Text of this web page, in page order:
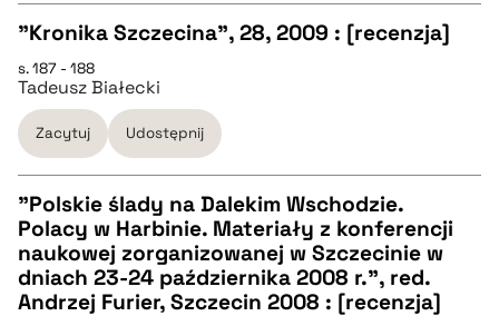
BIBTEX
pobierz cytat
CZYSTY TEKST
pobierz cytat
BIBTEX
pobierz cytat
"Kronika Szczecina", 28, 2009 : [recenzja]
s. 187 - 188
Tadeusz Białecki
Zacytuj Udostępnij
CZYSTY TEKST
pobierz cytat
"Polskie ślady na Dalekim Wschodzie.
Polacy w Harbinie. Materiały z konferencji
naukowej zorganizowanej w Szczecinie w
dniach 23-24 października 2008 r.", red.
Andrzej Furier, Szczecin 2008 : [recenzja]